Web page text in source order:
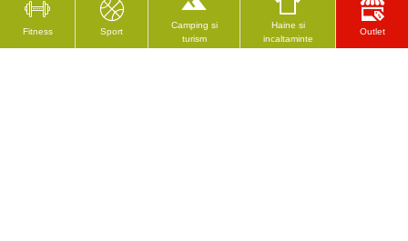
Fitness Sport
Camping si
turism
Haine si
incaltaminte
Outlet